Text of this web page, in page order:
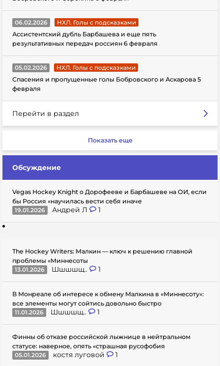
06.02.2026
НХЛ. Голы с подсказками
Ассистентский дубль Барбашева и еще пять
результативных передач россиян 6 февраля
05.02.2026
НХЛ. Голы с подсказками
Спасения и пропущенные голы Бобровского и Аскарова 5
февраля
Перейти в раздел
Показать еще
Обсуждение
Vegas Hockey Knight о Дорофееве и Барбашеве на ОИ, если
бы Россия «научилась вести себя иначе
19.01.2026
Андрей Л 1
The Hockey Writers: Малкин — ключ к решению главной
проблемы «Миннесоты
13.01.2026
Шшшшщ.. 1
В Монреале об интересе к обмену Малкина в «Миннесоту»:
все элементы могут сойтись довольно быстро
11.01.2026
Шшшшщ.. 1
Финны об отказе российской лыжнице в нейтральном
статусе: наверное, опять «страшная русофобия
05.01.2026
костя луговой 1